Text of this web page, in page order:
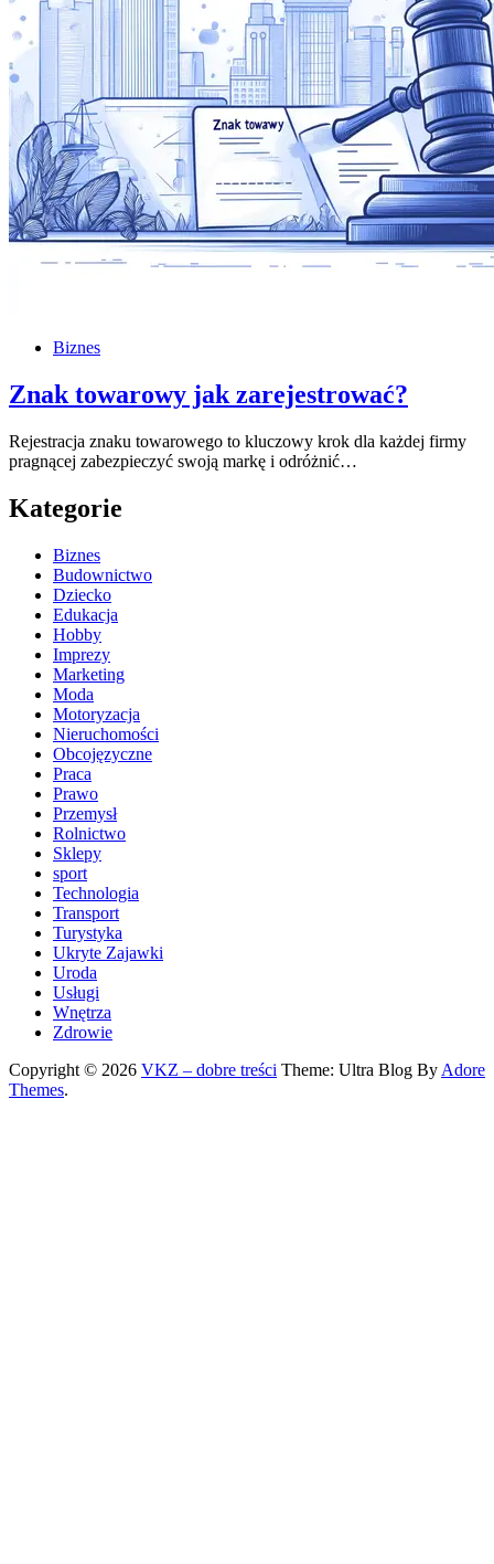
Biznes
Znak towarowy jak zarejestrować?
Rejestracja znaku towarowego to kluczowy krok dla każdej firmy
pragnącej zabezpieczyć swoją markę i odróżnić…
Kategorie
Biznes
Budownictwo
Dziecko
Edukacja
Hobby
Imprezy
Marketing
Moda
Motoryzacja
Nieruchomości
Obcojęzyczne
Praca
Prawo
Przemysł
Rolnictwo
Sklepy
sport
Technologia
Transport
Turystyka
Ukryte Zajawki
Uroda
Usługi
Wnętrza
Zdrowie
Copyright © 2026 VKZ – dobre treści Theme: Ultra Blog By Adore
Themes.